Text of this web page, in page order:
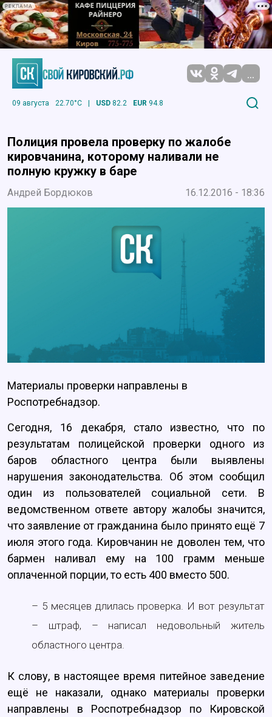
РЕКЛАМА
...
09 августа 22.70°C | USD 82.2 EUR 94.8
Полиция провела проверку по жалобе
кировчанина, которому наливали не
полную кружку в баре
Андрей Бордюков 16.12.2016 - 18:36
Материалы проверки направлены в
Роспотребнадзор.
Сегодня, 16 декабря, стало известно, что по
результатам полицейской проверки одного из
баров областного центра были выявлены
нарушения законодательства. Об этом сообщил
один из пользователей социальной сети. В
ведомственном ответе автору жалобы значится,
что заявление от гражданина было принято ещё 7
июля этого года. Кировчанин не доволен тем, что
бармен наливал ему на 100 грамм меньше
оплаченной порции, то есть 400 вместо 500.
– 5 месяцев длилась проверка. И вот результат
– штраф, – написал недовольный житель
областного центра.
К слову, в настоящее время питейное заведение
ещё не наказали, однако материалы проверки
направлены в Роспотребнадзор по Кировской